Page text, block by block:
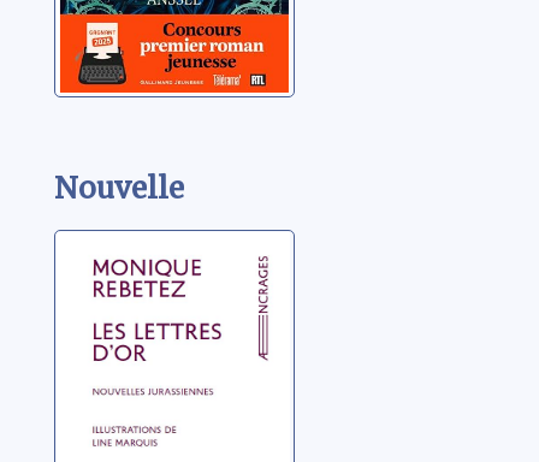
Nouvelle
Les lettres d’or
Rebetez, Monique